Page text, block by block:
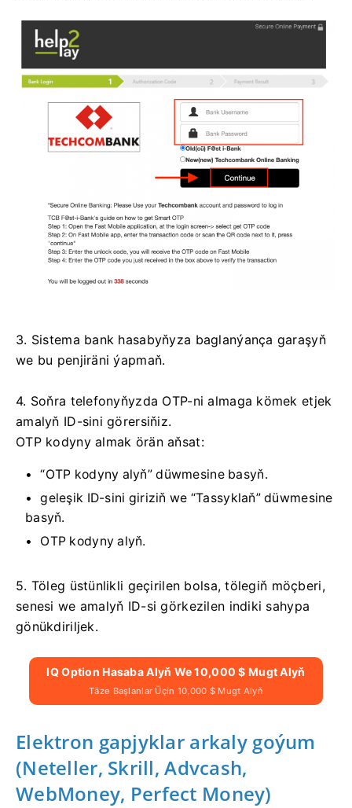
3. Sistema bank hasabyňyza baglanýança garaşyň
we bu penjiräni ýapmaň.
4. Soňra telefonyňyzda OTP-ni almaga kömek etjek
amalyň ID-sini görersiňiz.
OTP kodyny almak örän aňsat:
“OTP kodyny alyň” düwmesine basyň.
geleşik ID-sini giriziň we “Tassyklaň” düwmesine
basyň.
OTP kodyny alyň.
5. Töleg üstünlikli geçirilen bolsa, tölegiň möçberi,
senesi we amalyň ID-si görkezilen indiki sahypa
gönükdiriljek.
IQ Option Hasaba Alyň We 10,000 $ Mugt Alyň
Täze Başlanlar Üçin 10,000 $ Mugt Alyň
Elektron gapjyklar arkaly goýum
(Neteller, Skrill, Advcash,
WebMoney, Perfect Money)